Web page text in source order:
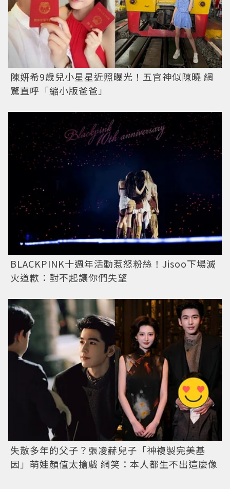
陳妍希9歲兒小星星近照曝光！五官神似陳曉 網
驚直呼「縮小版爸爸」
BLACKPINK十週年活動惹怒粉絲！Jisoo下場滅
火道歉：對不起讓你們失望
失散多年的父子？張凌赫兒子「神複製完美基
因」萌娃顏值太搶戲 網笑：本人都生不出這麼像